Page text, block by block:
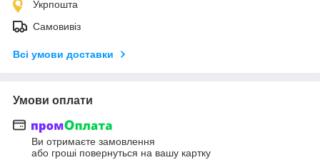
Укрпошта
Самовивіз
Всі умови доставки
Умови оплати
Ви отримаєте замовлення
або гроші повернуться на вашу картку